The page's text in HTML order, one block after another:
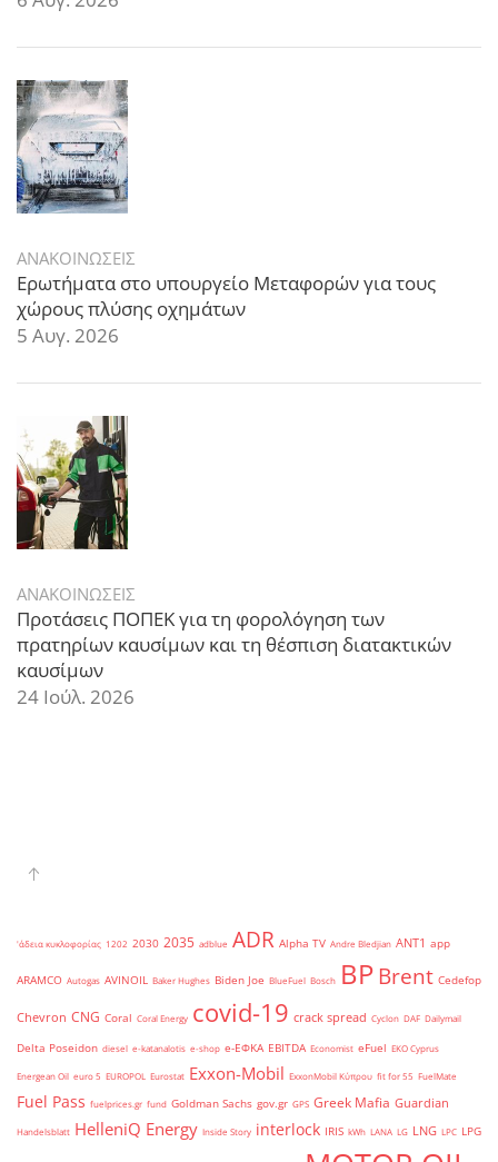
ΑΝΑΚΟΙΝΩΣΕΙΣ
Ερωτήματα στο υπουργείο Μεταφορών για τους
χώρους πλύσης οχημάτων
5 Αυγ. 2026
ΑΝΑΚΟΙΝΩΣΕΙΣ
Προτάσεις ΠΟΠΕΚ για τη φορολόγηση των
πρατηρίων καυσίμων και τη θέσπιση διατακτικών
καυσίμων
24 Ιούλ. 2026
'άδεια κυκλοφορίας 1202 2030 2035 adblue ADR Alpha TV Andre Bledjian ANT1 app
ARAMCO Autogas AVINOIL Baker Hughes Biden Joe BlueFuel Bosch BPBrent Cedefop
Chevron CNG Coral Coral Energy covid-19 crack spread Cyclon DAF Dailymail
Delta Poseidon diesel e-katanalotis e-shop e-ΕΦΚΑ EBITDA Economist eFuel EKO Cyprus
Energean Oil euro 5 EUROPOL Eurostat Exxon-Mobil ExxonMobil Κύπρου fit for 55 FuelMate
Fuel Pass fuelprices.gr fund Goldman Sachs gov.gr GPS Greek Mafia Guardian
Handelsblatt HelleniQ Energy Inside Story interlock IRIS kWh LANA LG LNG LPC LPG